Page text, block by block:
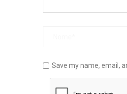
Save my name, email,